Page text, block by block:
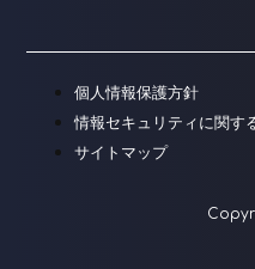
個人情報保護方針
情報セキュリティに関す
サイトマップ